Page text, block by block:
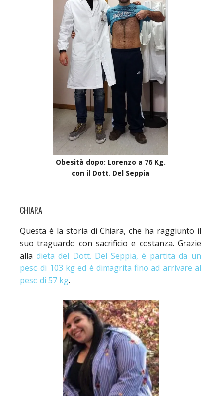
Obesità dopo: Lorenzo a 76 Kg.
con il Dott. Del Seppia
CHIARA
Questa è la storia di Chiara, che ha raggiunto il
suo traguardo con sacrificio e costanza. Grazie
alla dieta del Dott. Del Seppia, è partita da un
peso di 103 kg ed è dimagrita fino ad arrivare al
peso di 57 kg.